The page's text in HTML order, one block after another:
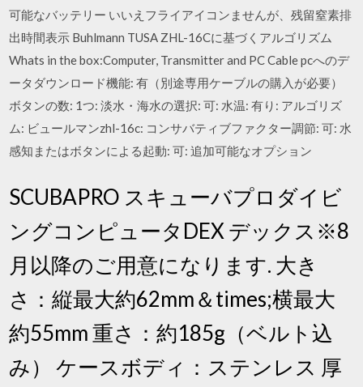
可能なバッテリー いいえフライアイコンませんが、残留窒素排
出時間表示 Buhlmann TUSA ZHL-16Cに基づくアルゴリズム
Whats in the box:Computer, Transmitter and PC Cable pcへのデ
ータダウンロード機能: 有（別途専用ケーブルの購入が必要）
ボタンの数: 1つ: 淡水・海水の選択: 可: 水温: 有り: アルゴリズ
ム: ビュールマンzhl-16c: コンサバティブファクター調節: 可: 水
感知またはボタンによる起動: 可: 追加可能なオプション
SCUBAPRO スキューバプロダイビ
ングコンピュータDEX デックス※8
月以降のご用意になります. 大き
さ：縦最大約62mm＆times;横最大
約55mm 重さ：約185g（ベルト込
み） ケースボディ：ステンレス 厚